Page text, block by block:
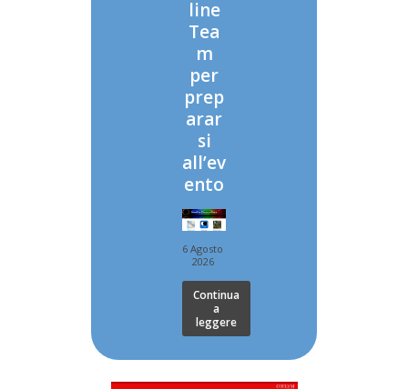
line
Tea
m
per
prep
arar
si
all’ev
ento
6 Agosto
2026
Continua
a
leggere